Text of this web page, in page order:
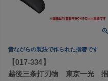
昔ながらの製法で作られた掴箸です
【017-334】
越後三条打刃物 東京一光 掴